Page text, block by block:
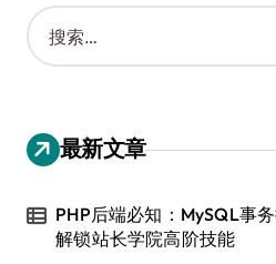
搜
索
：
最新文章
PHP后端必知：MySQL事
解锁站长学院高阶技能